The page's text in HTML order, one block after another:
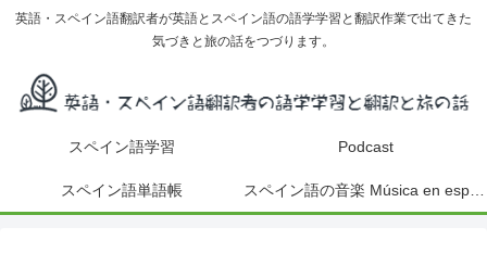
英語・スペイン語翻訳者が英語とスペイン語の語学学習と翻訳作業で出てきた
気づきと旅の話をつづります。
スペイン語学習 Podcast
スペイン語単語帳